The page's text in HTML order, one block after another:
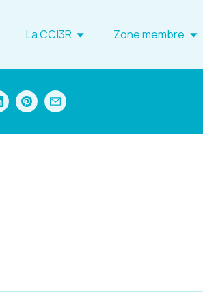
La CCI3R Zone membre